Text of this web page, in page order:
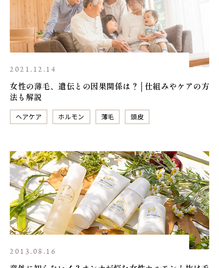
2021.12.14
女性の薄毛、遺伝との因果関係は？│仕組みやケアの方
法も解説
ヘアケア ホルモン 薄毛 頭皮
2013.08.16